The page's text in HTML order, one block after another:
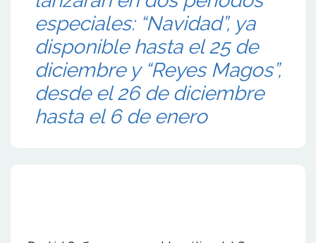
especiales: “Navidad”, ya
disponible hasta el 25 de
diciembre y “Reyes Magos”,
desde el 26 de diciembre
hasta el 6 de enero